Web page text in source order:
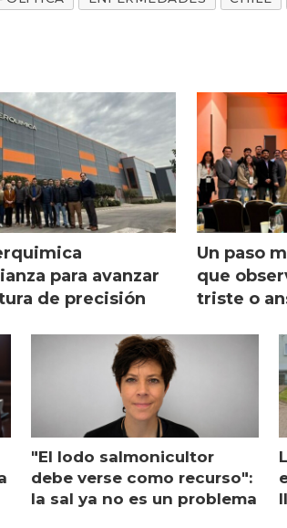
para avanzar
de precisión
Un paso
que
triste o
"El lodo salmonicultor
debe verse como recurso":
la sal ya no es un problema